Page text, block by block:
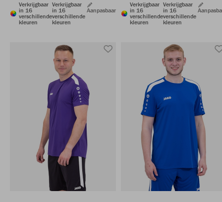
Verkrijgbaar
in 16
verschillende
kleuren
Verkrijgbaar
in 16
verschillende
kleuren
Aanpasbaar
Verkrijgbaar
in 16
verschillende
kleuren
Verkrijgbaar
in 16
verschillende
kleuren